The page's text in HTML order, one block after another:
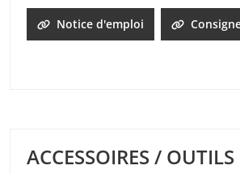
Notice d'emploi
ACCESSOIRES / OUTILS